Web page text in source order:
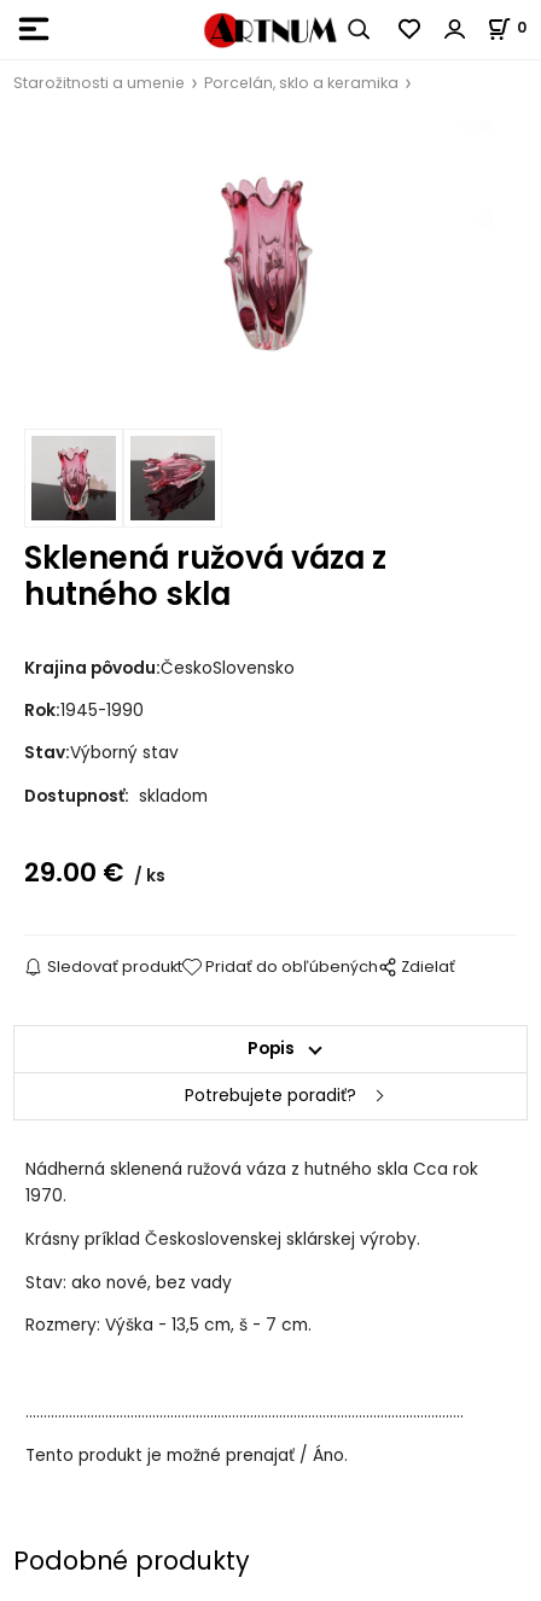
0
Starožitnosti a umenie Porcelán, sklo a keramika
Sklenená ružová váza z
hutného skla
Krajina pôvodu:ČeskoSlovensko
Rok:1945-1990
Stav:Výborný stav
Dostupnosť: skladom
29.00 € ks
Sledovať produkt Pridať do obľúbených Zdielať
Popis
Potrebujete poradiť?
Nádherná sklenená ružová váza z hutného skla Cca rok
1970.
Krásny príklad Československej sklárskej výroby.
Stav: ako nové, bez vady
Rozmery: Výška - 13,5 cm, š - 7 cm.
.........................................................................................................................
Tento produkt je možné prenajať / Áno.
Podobné produkty